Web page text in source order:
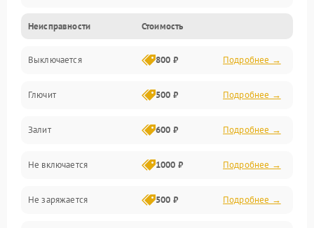
Электронные ошибки
Механические проблемы
Матрица и оптика
Питание и питание цепей
Проблемы с картами памяти
Объективы
Неисправности Стоимость
Выключается 800 ₽ Подробнее →
Глючит 500 ₽ Подробнее →
Залит 600 ₽ Подробнее →
Не включается 1000 ₽ Подробнее →
Не заряжается 500 ₽ Подробнее →